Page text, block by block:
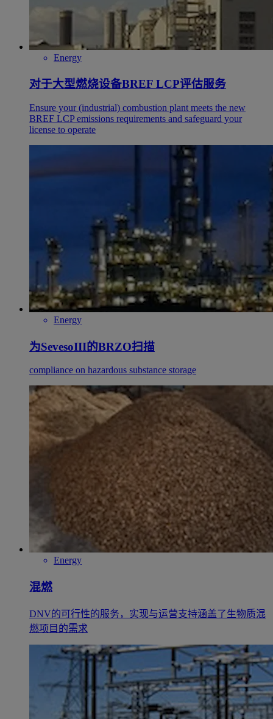
Energy
对于大型燃烧设备BREF LCP评估服务
Ensure your (industrial) combustion plant meets the new
BREF LCP emissions requirements and safeguard your
license to operate
Energy
为SevesoIII的BRZO扫描
compliance on hazardous substance storage
Energy
混燃
DNV的可行性的服务，实现与运营支持涵盖了生物质混
燃项目的需求